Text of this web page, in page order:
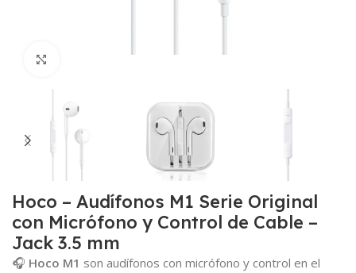
Click para agrandar
Hoco – Audífonos M1 Serie Original
con Micrófono y Control de Cable –
Jack 3.5 mm
🎧 Hoco M1 son audífonos con micrófono y control en el